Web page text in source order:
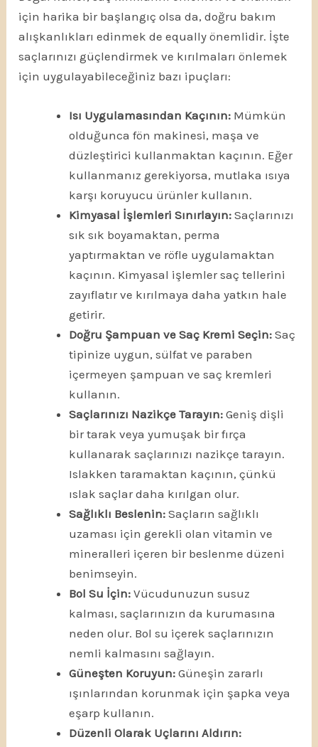
için harika bir başlangıç olsa da, doğru bakım
alışkanlıkları edinmek de equally önemlidir. İşte
saçlarınızı güçlendirmek ve kırılmaları önlemek
için uygulayabileceğiniz bazı ipuçları:
Isı Uygulamasından Kaçının: Mümkün
olduğunca fön makinesi, maşa ve
düzleştirici kullanmaktan kaçının. Eğer
kullanmanız gerekiyorsa, mutlaka ısıya
karşı koruyucu ürünler kullanın.
Kimyasal İşlemleri Sınırlayın: Saçlarınızı
sık sık boyamaktan, perma
yaptırmaktan ve röfle uygulamaktan
kaçının. Kimyasal işlemler saç tellerini
zayıflatır ve kırılmaya daha yatkın hale
getirir.
Doğru Şampuan ve Saç Kremi Seçin: Saç
tipinize uygun, sülfat ve paraben
içermeyen şampuan ve saç kremleri
kullanın.
Saçlarınızı Nazikçe Tarayın: Geniş dişli
bir tarak veya yumuşak bir fırça
kullanarak saçlarınızı nazikçe tarayın.
Islakken taramaktan kaçının, çünkü
ıslak saçlar daha kırılgan olur.
Sağlıklı Beslenin: Saçların sağlıklı
uzaması için gerekli olan vitamin ve
mineralleri içeren bir beslenme düzeni
benimseyin.
Bol Su İçin: Vücudunuzun susuz
kalması, saçlarınızın da kurumasına
neden olur. Bol su içerek saçlarınızın
nemli kalmasını sağlayın.
Güneşten Koruyun: Güneşin zararlı
ışınlarından korunmak için şapka veya
eşarp kullanın.
Düzenli Olarak Uçlarını Aldırın: